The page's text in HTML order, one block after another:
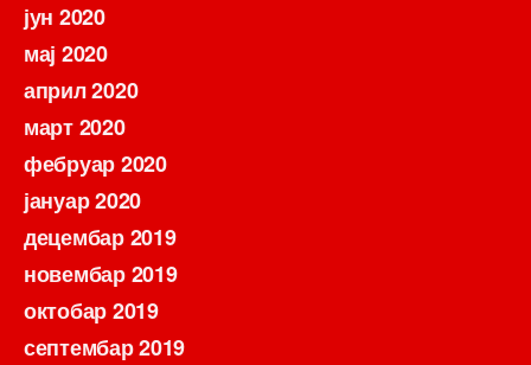
јун 2020
мај 2020
април 2020
март 2020
фебруар 2020
јануар 2020
децембар 2019
новембар 2019
октобар 2019
септембар 2019